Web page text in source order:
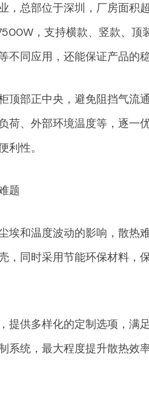
，总部位于深圳，厂房面
，支持横款、竖款、顶
不同应用，还能保证产品的
顶部正中央，避免阻挡气流
荷、外部环境温度等，逐一
利性。
题
埃和温度波动的影响，散热
，同时采用节能环保材料，
提供多样化的定制选项，满
系统，最大程度提升散热效